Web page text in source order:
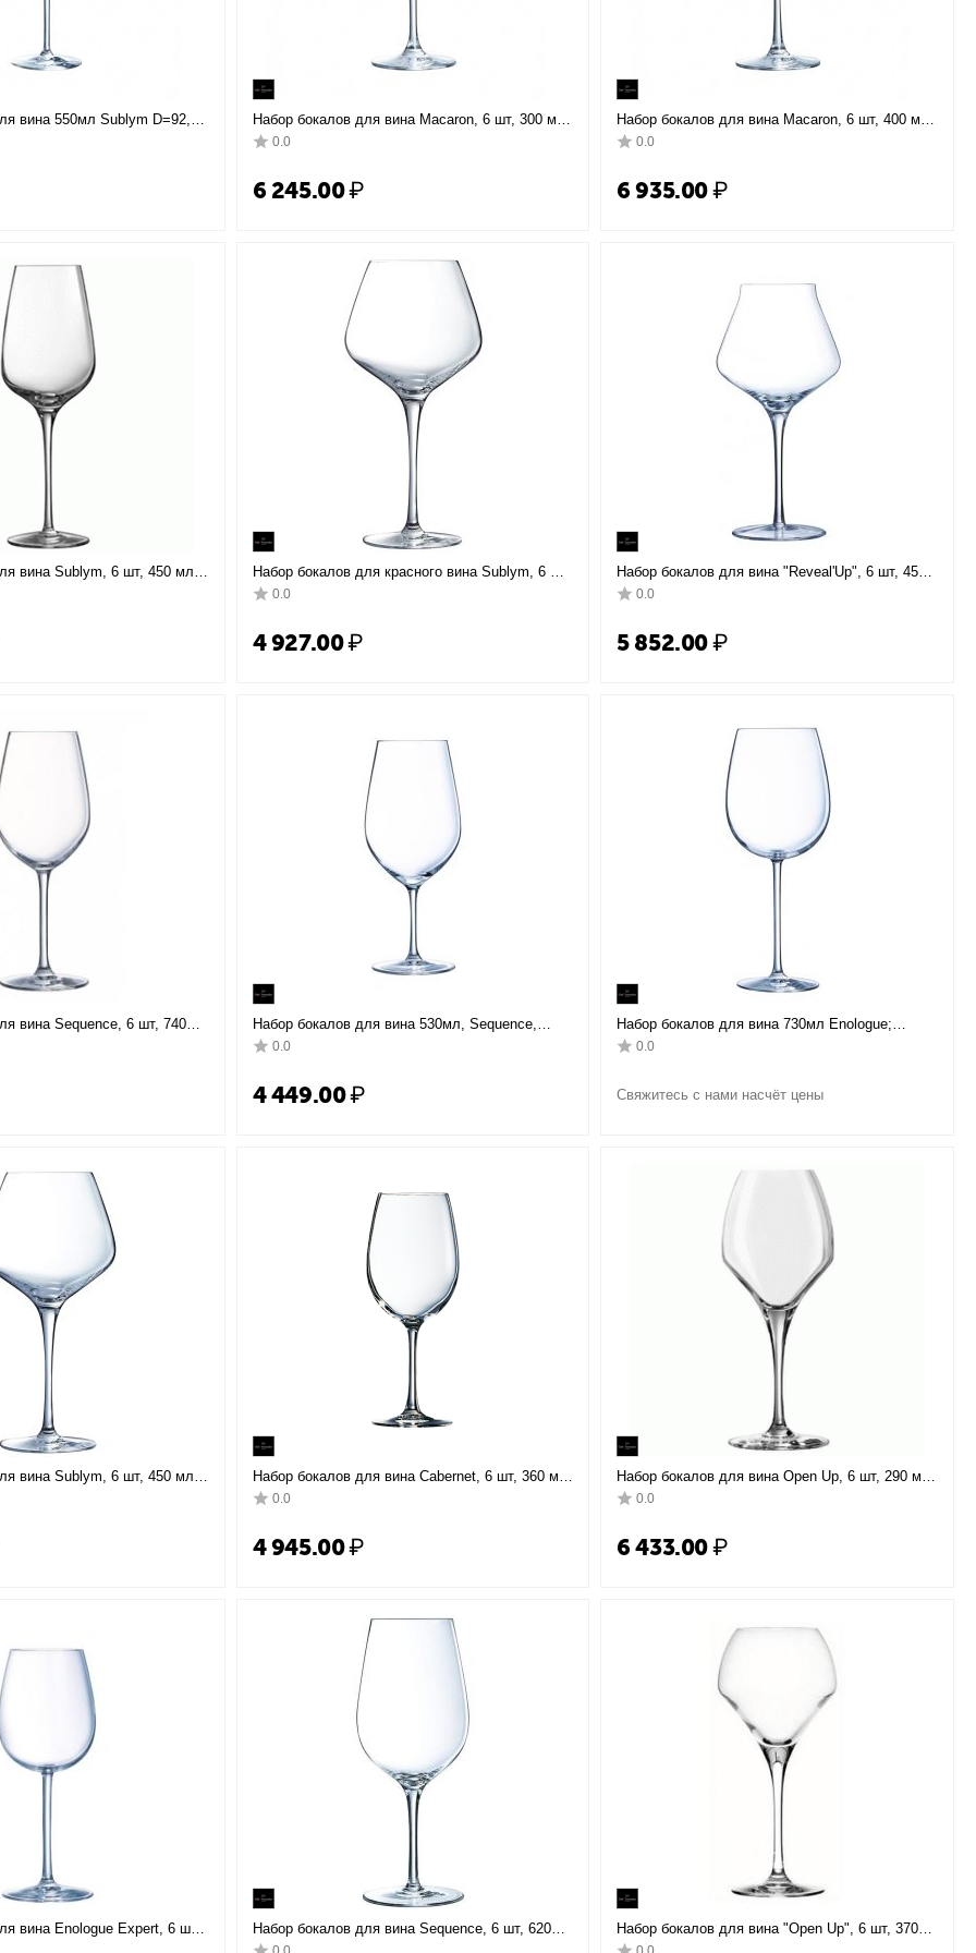
вина 550мл Sublym D=92,
Набор бокалов для вина Macaron, 6 шт, 300 мл,
D81 мм, H195 мм, хрустальное стекло,
Chef&Sommelier
0.0
6 245.00₽
Набор бокалов для вина Macaron, 6 шт, 400 мл,
D93 мм, H200 мм, хрустальное стекло,
Chef&Sommelier
0.0
6 935.00₽
вина Sublym, 6 шт, 450 мл,
Набор бокалов для красного вина Sublym, 6 шт,
600 мл, D111 мм, H229 мм, Chef&Sommelier
0.0
4 927.00₽
Набор бокалов для вина "Reveal'Up", 6 шт, 450
мл, D104 мм, H222 мм, Chef&Sommelier
0.0
5 852.00₽
вина Sequence, 6 шт, 740
мм, Chef&Sommelier
Набор бокалов для вина 530мл, Sequence,
H=235мм; 6 штук, Chef&Sommelier
0.0
4 449.00₽
Набор бокалов для вина 730мл Enologue;
D=10,3, H=25,5см; 6 штук, Chef&Sommelier
0.0
Свяжитесь с нами насчёт цены
вина Sublym, 6 шт, 450 мл,
Набор бокалов для вина Cabernet, 6 шт, 360 мл,
D67/80 мм, H200 мм, Chef&Sommelier
0.0
4 945.00₽
Набор бокалов для вина Open Up, 6 шт, 290 мл,
D34/80 мм, H191 мм, Chef&Sommelier
0.0
6 433.00₽
вина Enologue Expert, 6 шт,
мм, Chef&Sommelier
Набор бокалов для вина Sequence, 6 шт, 620
мл, D70 мм, H235 мм, Chef&Sommelier
Набор бокалов для вина "Open Up", 6 шт, 370
мл, D71/96 мм, H210 мм, Chef&Sommelier